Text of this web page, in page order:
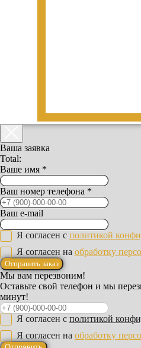
Ваша заявка
Total:
Ваше имя *
Ваш номер телефона *
Ваш e-mail
Я согласен с политикой
Я согласен на обработку
Отправить заказ
Мы вам перезвоним!
Оставьте свой телефон и мы
минут!
Я согласен с политикой
Я согласен на обработку